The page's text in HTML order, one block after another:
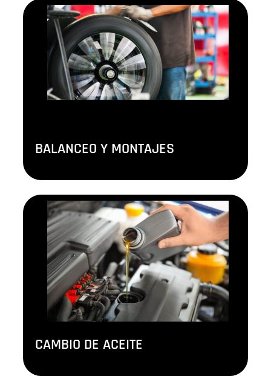
BALANCEO Y MONTAJES
CAMBIO DE ACEITE